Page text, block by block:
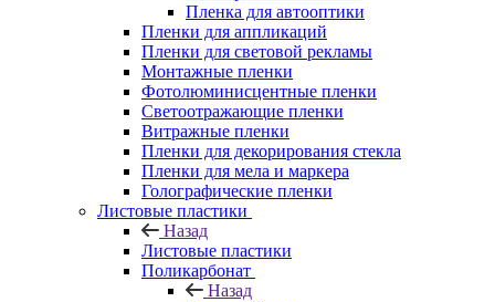
Пленка для автооптики
Пленки для аппликаций
Пленки для световой рекламы
Монтажные пленки
Фотолюминисцентные пленки
Светоотражающие пленки
Витражные пленки
Пленки для декорирования стекла
Пленки для мела и маркера
Голографические пленки
Листовые пластики
Назад
Листовые пластики
Поликарбонат
Назад